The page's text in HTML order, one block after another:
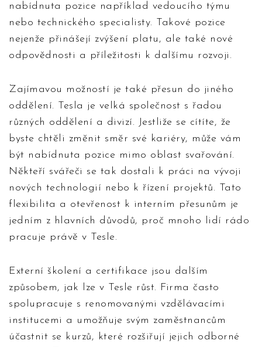
nabídnuta pozice například vedoucího týmu
nebo technického specialisty. Takové pozice
nejenže přinášejí zvýšení platu, ale také nové
odpovědnosti a příležitosti k dalšímu rozvoji.
Zajímavou možností je také přesun do jiného
oddělení. Tesla je velká společnost s řadou
různých oddělení a divizí. Jestliže se cítíte, že
byste chtěli změnit směr své kariéry, může vám
být nabídnuta pozice mimo oblast svařování.
Někteří svářeči se tak dostali k práci na vývoji
nových technologií nebo k řízení projektů. Tato
flexibilita a otevřenost k interním přesunům je
jedním z hlavních důvodů, proč mnoho lidí rádo
pracuje právě v Tesle.
Externí školení a certifikace jsou dalším
způsobem, jak lze v Tesle růst. Firma často
spolupracuje s renomovanými vzdělávacími
institucemi a umožňuje svým zaměstnancům
účastnit se kurzů, které rozšiřují jejich odborné